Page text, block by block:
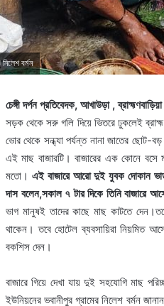
নিলেশ বর্মন
চেঙ্গী দর্পন প্রতিবেদক, আখাউড়া ,
সড়ক থেকে সরু গলি দিয়ে ভিতরে ঢুকলেই
ভোর থেকে সন্ধ্যা পর্যন্ত নানা জাতের ছোট-
এই মাছ বাজারটি। বাজারের এক কোনে বসে
মতো। এই বাজারে আরো দুই যুবক দোকান
দাস বলেন,সকাল ৭ টার দিকে তিনি বাজারে
ভাগ মানুষই তাদের কাছে মাছ কাটতে
থাকেন। তবে হোটেল ব্যবসায়িরা নিয়মিত
বকশিস দেন।
বাজারে গিয়ে দেখা যায় দুই সহযোগি মাছ
ইউনিয়নের ভবানীপুর গ্রামের নিলেশ বর্মন